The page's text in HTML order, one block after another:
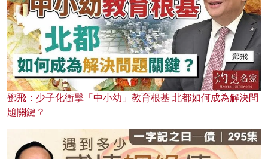
鄧飛：少子化衝擊「中小幼」教育根基 北都如何成為解決問
題關鍵？